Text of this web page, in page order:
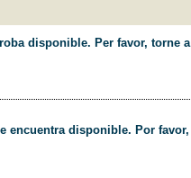
disponible. Per favor, torne a
encuentra disponible. Por favor,